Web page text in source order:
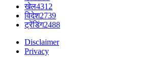
खेल4312
विदेश2739
ट्रेंडिंग2488
Disclaimer
Privacy